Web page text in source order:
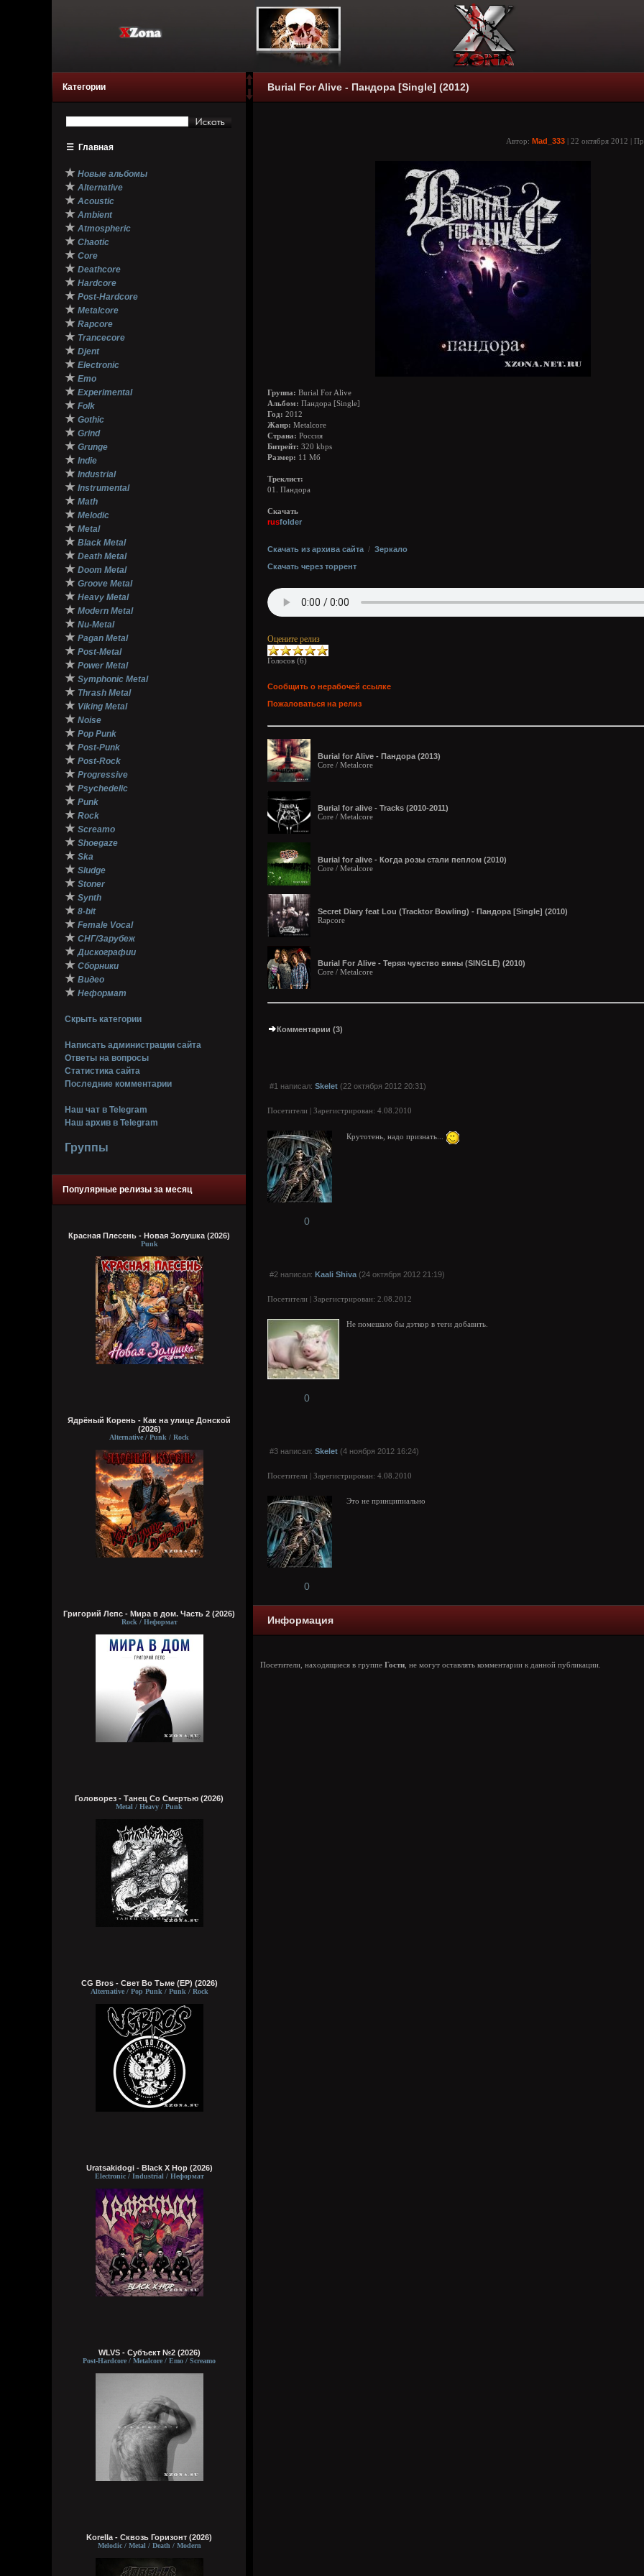
Категории
☰ Главная
★ Новые альбомы
★ Alternative
★ Acoustic
★ Ambient
★ Atmospheric
★ Chaotic
★ Core
★ Deathcore
★ Hardcore
★ Post-Hardcore
★ Metalcore
★ Rapcore
★ Trancecore
★ Djent
★ Electronic
★ Emo
★ Experimental
★ Folk
★ Gothic
★ Grind
★ Grunge
★ Indie
★ Industrial
★ Instrumental
★ Math
★ Melodic
★ Metal
★ Black Metal
★ Death Metal
★ Doom Metal
★ Groove Metal
★ Heavy Metal
★ Modern Metal
★ Nu-Metal
★ Pagan Metal
★ Post-Metal
★ Power Metal
★ Symphonic Metal
★ Thrash Metal
★ Viking Metal
★ Noise
★ Pop Punk
★ Post-Punk
★ Post-Rock
★ Progressive
★ Psychedelic
★ Punk
★ Rock
★ Screamo
★ Shoegaze
★ Ska
★ Sludge
★ Stoner
★ Synth
★ 8-bit
★ Female Vocal
★ СНГ/Зарубеж
★ Дискографии
★ Сборники
★ Видео
★ Неформат
Скрыть категории
Написать администрации сайта
Ответы на вопросы
Статистика сайта
Последние комментарии
Наш чат в Telegram
Наш архив в Telegram
Группы
Популярные релизы за месяц
Красная Плесень - Новая Золушка (2026)
Punk
Ядрёный Корень - Как на улице Донской
(2026)
Alternative / Punk / Rock
Григорий Лепс - Мира в дом. Часть 2 (2026)
Rock / Неформат
Головорез - Tанец Со Смертью (2026)
Metal / Heavy / Punk
CG Bros - Свет Во Тьме (EP) (2026)
Alternative / Pop Punk / Punk / Rock
Uratsakidogi - Black X Hop (2026)
Electronic / Industrial / Неформат
WLVS - Субъект №2 (2026)
Post-Hardcore / Metalcore / Emo / Screamo
Korella - Сквозь Горизонт (2026)
Melodic / Metal / Death / Modern
Burial For Alive - Пандора [Single] (2012)
Автор: Mad_333 | 22 октября 2012 |
Группа: Burial For Alive
Альбом: Пандора [Single]
Год: 2012
Жанр: Metalcore
Страна: Россия
Битрейт: 320 kbps
Размер: 11 Мб
Треклист:
01. Пандора
Скачать
rusfolder
Скачать из архива сайта / Зеркало
Скачать через торрент
Оцените релиз
Голосов (6)
Сообщить о нерабочей ссылке
Пожаловаться на релиз
Burial for Alive - Пандора (2013)
Core / Metalcore
Burial for alive - Tracks (2010-2011)
Core / Metalcore
Burial for alive - Когда розы стали пеплом (2010)
Core / Metalcore
Secret Diary feat Lou (Tracktor Bowling) - Пандора [Single] (2010)
Rapcore
Burial For Alive - Теряя чувство вины (SINGLE) (2010)
Core / Metalcore
Комментарии (3)
#1 написал: Skelet (22 октября 2012 20:31)
Посетители | Зарегистрирован: 4.08.2010
Крутотень, надо признать...
0
#2 написал: Kaali Shiva (24 октября 2012 21:19)
Посетители | Зарегистрирован: 2.08.2012
Не помешало бы дэткор в теги добавить.
0
#3 написал: Skelet (4 ноября 2012 16:24)
Посетители | Зарегистрирован: 4.08.2010
Это не принципиально
0
Информация
Посетители, находящиеся в группе Гости , не могут оставлять комментарии к данной публикации.